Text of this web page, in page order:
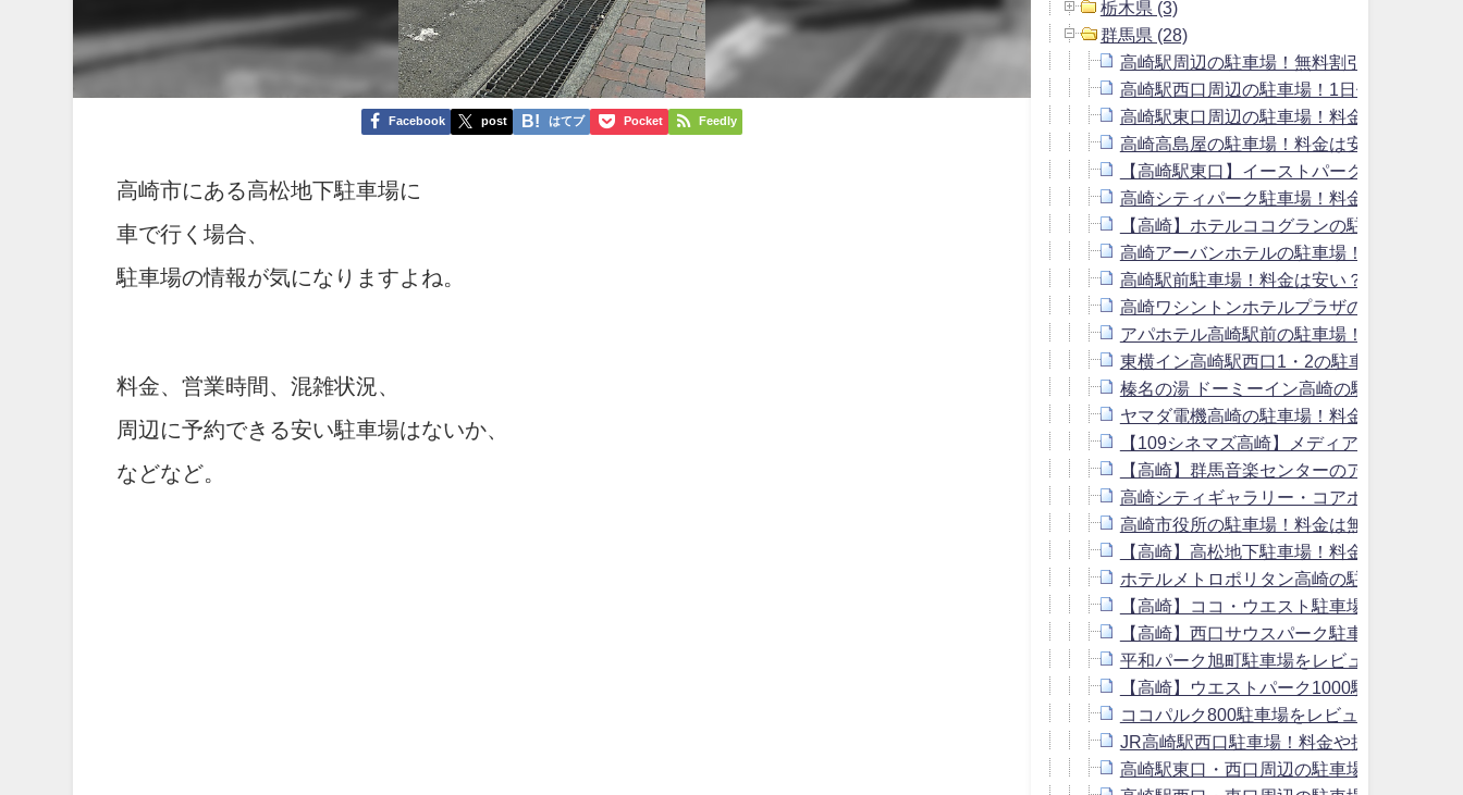
Facebook post はてブ Pocket Feedly
高崎市にある高松地下駐車場に
車で行く場合、
駐車場の情報が気になりますよね。
料金、営業時間、混雑状況、
周辺に予約できる安い駐車場はないか、
などなど。
栃木県 (3)
群馬県 (28)
高崎駅周辺の駐車場！無料割引サービスの
高崎駅西口周辺の駐車場！1日停めても料
高崎駅東口周辺の駐車場！料金の安いおす
高崎高島屋の駐車場！料金は安い？提携駐
【高崎駅東口】イーストパーク駐車場をレ
高崎シティパーク駐車場！料金や提携割引
【高崎】ホテルココグランの駐車場！宿泊
高崎アーバンホテルの駐車場！料金や宿泊
高崎駅前駐車場！料金は安い？提携割引や
高崎ワシントンホテルプラザの駐車場！料
アパホテル高崎駅前の駐車場！料金や宿泊
東横イン高崎駅西口1・2の駐車場！料金や
榛名の湯 ドーミーイン高崎の駐車場！料金
ヤマダ電機高崎の駐車場！料金や提携割引
【109シネマズ高崎】メディアメガ高崎の
【高崎】群馬音楽センターのアクセス＆駐
高崎シティギャラリー・コアホールの駐車
高崎市役所の駐車場！料金は無料？営業時
【高崎】高松地下駐車場！料金や提携割引
ホテルメトロポリタン高崎の駐車場！料金
【高崎】ココ・ウエスト駐車場をレビュー
【高崎】西口サウスパーク駐車場をレビュ
平和パーク旭町駐車場をレビュー！料金や
【高崎】ウエストパーク1000駐車場をレ
ココパルク800駐車場をレビュー！料金や
JR高崎駅西口駐車場！料金や提携割引は？
高崎駅東口・西口周辺の駐車場！1日500円